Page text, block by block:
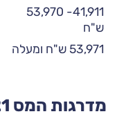
41,911- 53,970
ש"ח
53,971 ש"ח ומעלה